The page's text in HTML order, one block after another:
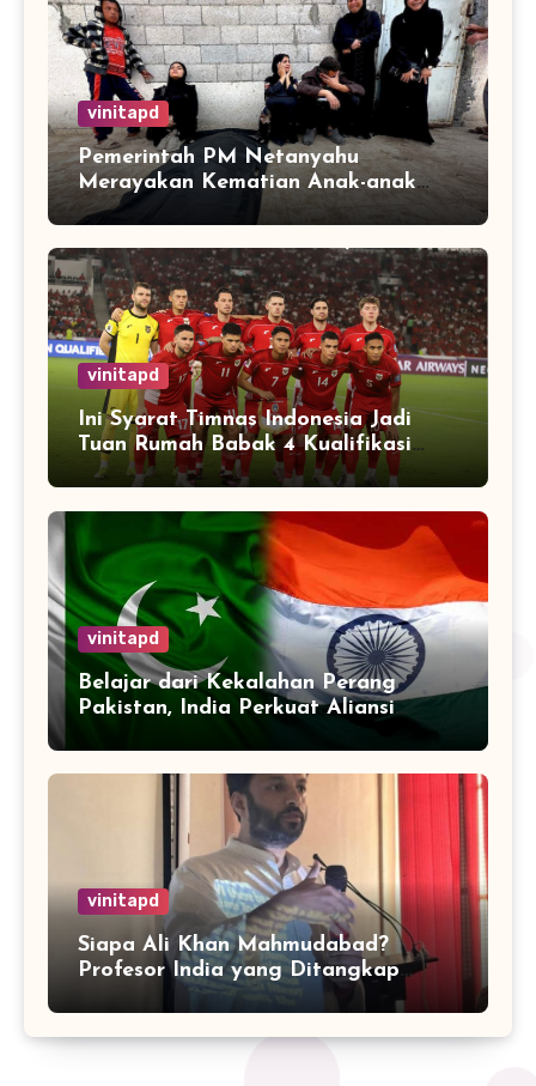
vinitapd
Pemerintah PM Netanyahu
Merayakan Kematian Anak-anak
Gaza
vinitapd
Ini Syarat Timnas Indonesia Jadi
Tuan Rumah Babak 4 Kualifikasi
Piala Dunia 2026
vinitapd
Belajar dari Kekalahan Perang
Pakistan, India Perkuat Aliansi
vinitapd
Siapa Ali Khan Mahmudabad?
Profesor India yang Ditangkap
karena Kritik Operasi Sindoor